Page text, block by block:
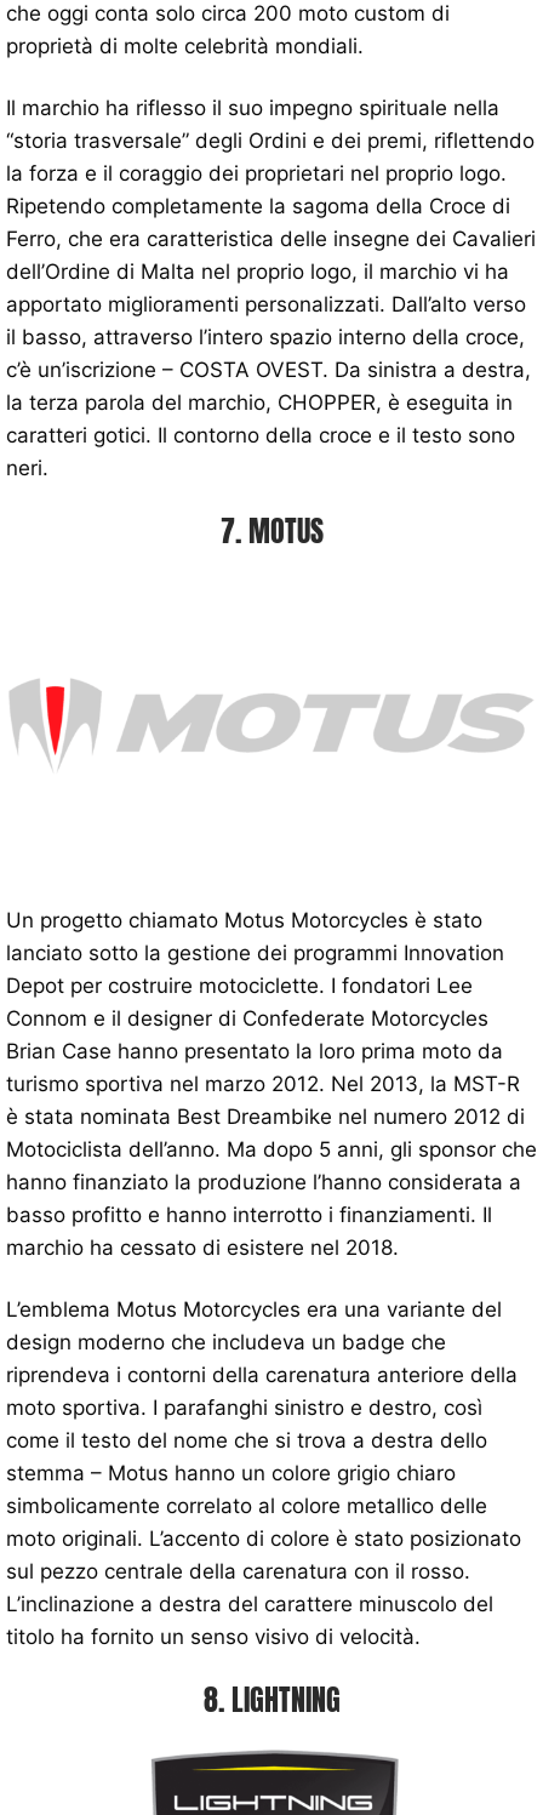
che oggi conta solo circa 200 moto custom di
proprietà di molte celebrità mondiali.
Il marchio ha riflesso il suo impegno spirituale nella
“storia trasversale” degli Ordini e dei premi, riflettendo
la forza e il coraggio dei proprietari nel proprio logo.
Ripetendo completamente la sagoma della Croce di
Ferro, che era caratteristica delle insegne dei Cavalieri
dell’Ordine di Malta nel proprio logo, il marchio vi ha
apportato miglioramenti personalizzati. Dall’alto verso
il basso, attraverso l’intero spazio interno della croce,
c’è un’iscrizione – COSTA OVEST. Da sinistra a destra,
la terza parola del marchio, CHOPPER, è eseguita in
caratteri gotici. Il contorno della croce e il testo sono
neri.
7. MOTUS
Un progetto chiamato Motus Motorcycles è stato
lanciato sotto la gestione dei programmi Innovation
Depot per costruire motociclette. I fondatori Lee
Connom e il designer di Confederate Motorcycles
Brian Case hanno presentato la loro prima moto da
turismo sportiva nel marzo 2012. Nel 2013, la MST-R
è stata nominata Best Dreambike nel numero 2012 di
Motociclista dell’anno. Ma dopo 5 anni, gli sponsor che
hanno finanziato la produzione l’hanno considerata a
basso profitto e hanno interrotto i finanziamenti. Il
marchio ha cessato di esistere nel 2018.
L’emblema Motus Motorcycles era una variante del
design moderno che includeva un badge che
riprendeva i contorni della carenatura anteriore della
moto sportiva. I parafanghi sinistro e destro, così
come il testo del nome che si trova a destra dello
stemma – Motus hanno un colore grigio chiaro
simbolicamente correlato al colore metallico delle
moto originali. L’accento di colore è stato posizionato
sul pezzo centrale della carenatura con il rosso.
L’inclinazione a destra del carattere minuscolo del
titolo ha fornito un senso visivo di velocità.
8. LIGHTNING